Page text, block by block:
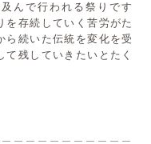
んで行われる祭りです
を存続していく苦労がた
ら続いた伝統を変化を受
残していきたいとたく